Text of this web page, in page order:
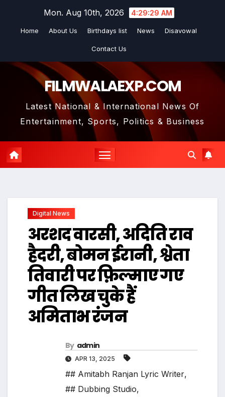
Mon. Aug 10th, 2026 4:29:31 AM
Home About Us Birthdays list News Disavowal
Contact Us
FILMWALAEXP.COM
Latest National & International News Of
Entertainment, Sports, Politics & Business
Digital News
अरशद वारसी, अदिति राव
हैदरी, बोमन ईरानी, श्वेता
तिवारी पर फ़िल्माए गए
गीत लिख चुके हैं
अमिताभ रंजन
By admin
APR 13, 2025
## Amitabh Ranjan Lyric Writer,
## Dubbing Studio,